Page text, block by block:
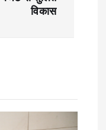
विकास